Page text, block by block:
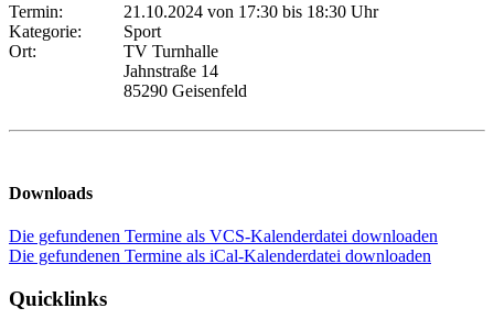
Termin:
21.10.2024 von 17:30 bis 18:30 Uhr
Kategorie:
Sport
Ort:
TV Turnhalle
Jahnstraße 14
85290 Geisenfeld
Downloads
Die gefundenen Termine als VCS-Kalenderdatei downloaden
Die gefundenen Termine als iCal-Kalenderdatei downloaden
Quicklinks